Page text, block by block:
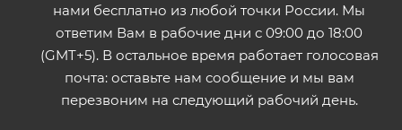
нами бесплатно из любой точки России. Мы
ответим Вам в рабочие дни с 09:00 до 18:00
(GMT+5). В остальное время работает голосовая
почта: оставьте нам сообщение и мы вам
перезвоним на следующий рабочий день.